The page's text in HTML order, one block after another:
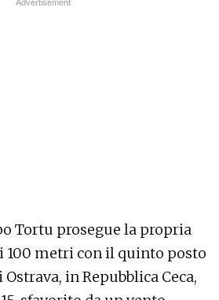
Tortu prosegue la propria
100 metri con il quinto posto
in Repubblica Ceca,